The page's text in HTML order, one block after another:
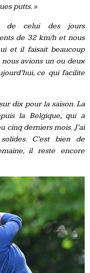
putts. »
celui des jours
de 32 km/h et nous
et il faisait beaucoup
avions un ou deux
ce qui facilite
dix pour la saison. La
la Belgique, qui a
cinq derniers mois. J’ai
C’est bien de
il reste encore